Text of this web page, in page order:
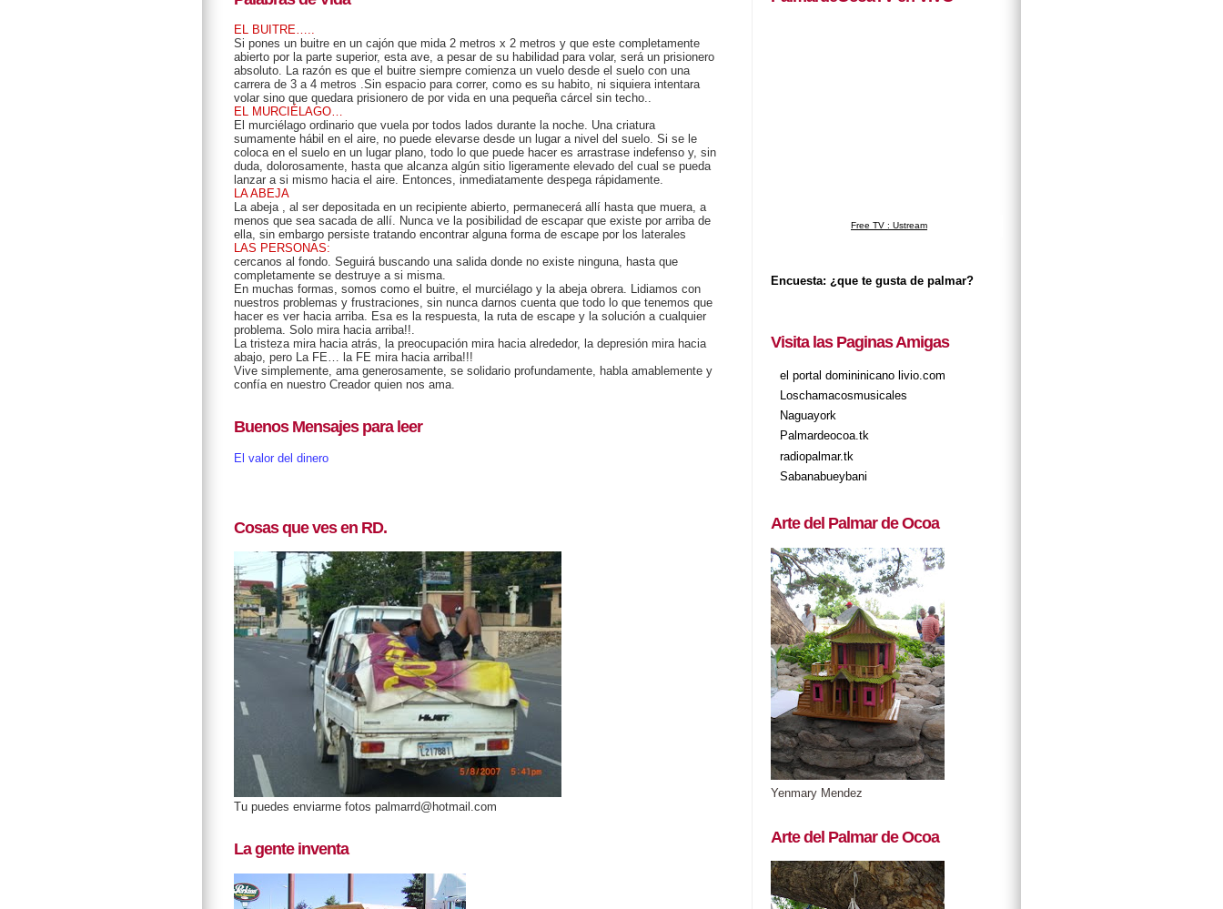
EL BUITRE…..
Si pones un buitre en un cajón que mida 2 metros x 2 metros y que este completamente
abierto por la parte superior, esta ave, a pesar de su habilidad para volar, será un prisionero
absoluto. La razón es que el buitre siempre comienza un vuelo desde el suelo con una
carrera de 3 a 4 metros .Sin espacio para correr, como es su habito, ni siquiera intentara
volar sino que quedara prisionero de por vida en una pequeña cárcel sin techo..
EL MURCIÉLAGO…
El murciélago ordinario que vuela por todos lados durante la noche. Una criatura
sumamente hábil en el aire, no puede elevarse desde un lugar a nivel del suelo. Si se le
coloca en el suelo en un lugar plano, todo lo que puede hacer es arrastrase indefenso y, sin
duda, dolorosamente, hasta que alcanza algún sitio ligeramente elevado del cual se pueda
lanzar a si mismo hacia el aire. Entonces, inmediatamente despega rápidamente.
LA ABEJA
La abeja , al ser depositada en un recipiente abierto, permanecerá allí hasta que muera, a
menos que sea sacada de allí. Nunca ve la posibilidad de escapar que existe por arriba de
ella, sin embargo persiste tratando encontrar alguna forma de escape por los laterales
LAS PERSONAS:
cercanos al fondo. Seguirá buscando una salida donde no existe ninguna, hasta que
completamente se destruye a si misma.
En muchas formas, somos como el buitre, el murciélago y la abeja obrera. Lidiamos con
nuestros problemas y frustraciones, sin nunca darnos cuenta que todo lo que tenemos que
hacer es ver hacia arriba. Esa es la respuesta, la ruta de escape y la solución a cualquier
problema. Solo mira hacia arriba!!.
La tristeza mira hacia atrás, la preocupación mira hacia alrededor, la depresión mira hacia
abajo, pero La FE… la FE mira hacia arriba!!!
Vive simplemente, ama generosamente, se solidario profundamente, habla amablemente y
confía en nuestro Creador quien nos ama.
Buenos Mensajes para leer
El valor del dinero
Cosas que ves en RD.
Tu puedes enviarme fotos palmarrd@hotmail.com
La gente inventa
Free TV : Ustream
Encuesta: ¿que te gusta de palmar?
Visita las Paginas Amigas
el portal domininicano livio.com
Loschamacosmusicales
Naguayork
Palmardeocoa.tk
radiopalmar.tk
Sabanabueybani
Arte del Palmar de Ocoa
Yenmary Mendez
Arte del Palmar de Ocoa